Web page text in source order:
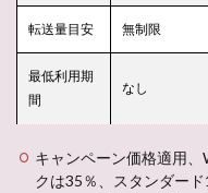
転送量目安 無制限
最低利用期
間
なし
キャンペーン価格適用
クは35％、スタンダー